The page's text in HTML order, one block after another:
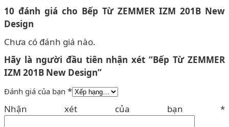
10 đánh giá cho Bếp Từ ZEMMER IZM 201B New
Design
Chưa có đánh giá nào.
Hãy là người đầu tiên nhận xét “Bếp Từ ZEMMER
IZM 201B New Design”
Đánh giá của bạn *
Nhận xét của bạn *